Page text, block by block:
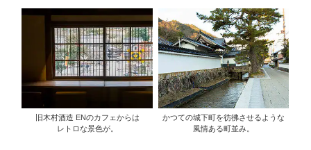
旧木村酒造 ENのカフェからは
レトロな景色が。
かつての城下町を彷彿させるような
風情ある町並み。